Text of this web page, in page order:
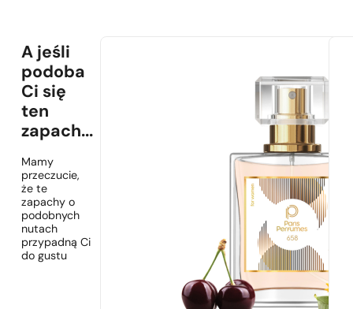
A jeśli
podoba
Ci się
ten
zapach...
Mamy
przeczucie,
że te
zapachy o
podobnych
nutach
przypadną Ci
do gustu